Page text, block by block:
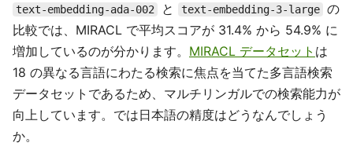
text-embedding-ada-002 と text-embedding-3-large の
比較では、MIRACL で平均スコアが 31.4% から 54.9% に
増加しているのが分かります。 MIRACL データセット は
18 の異なる言語にわたる検索に焦点を当てた多言語検索
データセットであるため、マルチリンガルでの検索能力が
向上しています。では日本語の精度はどうなんでしょう
か。